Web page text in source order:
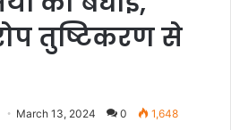
तुष्टिकरण से
March 13, 2024 0 1,648